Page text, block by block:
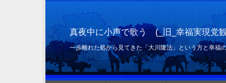
真夜中に小声で歌う (_旧_幸福実現党
一歩離れた処から見てきた「大川隆法」という方と幸福